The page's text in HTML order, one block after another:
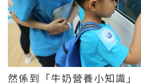
然係到「牛奶營養小知識」